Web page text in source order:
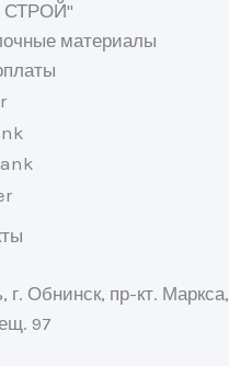
материалы
г. Обнинск, пр-кт. Маркса,
97